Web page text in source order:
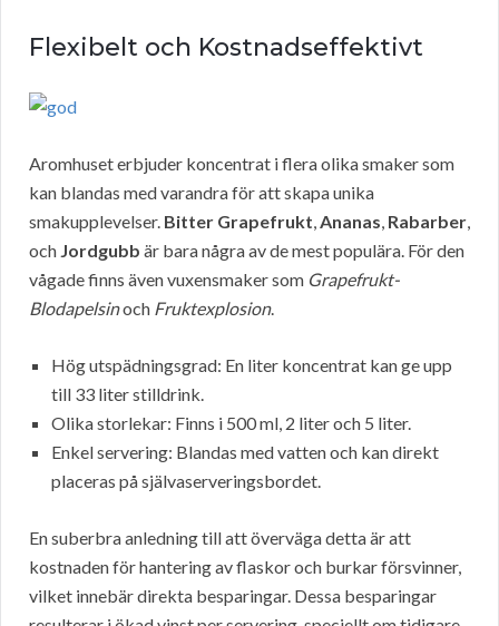
Flexibelt och Kostnadseffektivt
Aromhuset erbjuder koncentrat i flera olika smaker som
kan blandas med varandra för att skapa unika
smakupplevelser. Bitter Grapefrukt,Ananas, Rabarber,
och Jordgubb är bara några av de mest populära. För den
vågade finns även vuxensmaker som Grapefrukt-
Blodapelsinoch Fruktexplosion.
Hög utspädningsgrad: En liter koncentrat kan ge upp
till 33 liter stilldrink.
Olika storlekar: Finns i 500 ml, 2 liter och 5 liter.
Enkel servering: Blandas med vatten och kan direkt
placeras på självaserveringsbordet.
En suberbra anledning till att överväga detta är att
kostnaden för hantering av flaskor och burkar försvinner,
vilket innebär direkta besparingar. Dessa besparingar